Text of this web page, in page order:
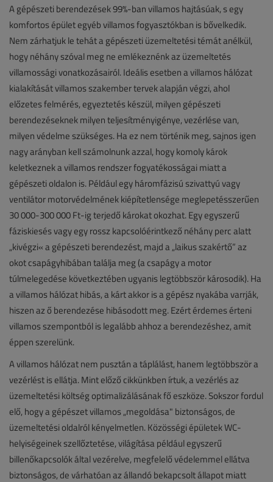
A gépészeti berendezések 99%-ban villamos hajtásúak, s egy
komfortos épület egyéb villamos fogyasztókban is bővelkedik.
Nem zárhatjuk le tehát a gépészeti üzemeltetési témát anélkül,
hogy néhány szóval meg ne emlékeznénk az üzemeltetés
villamossági vonatkozásairól. Ideális esetben a villamos hálózat
kialakítását villamos szakember tervek alapján végzi, ahol
előzetes felmérés, egyeztetés készül, milyen gépészeti
berendezéseknek milyen teljesítményigénye, vezérlése van,
milyen védelme szükséges. Ha ez nem történik meg, sajnos igen
nagy arányban kell számolnunk azzal, hogy komoly károk
keletkeznek a villamos rendszer fogyatékosságai miatt a
gépészeti oldalon is. Például egy háromfázisú szivattyú vagy
ventilátor motorvédelmének kiépítetlensége meglepetésszerűen
30 000-300 000 Ft-ig terjedő károkat okozhat. Egy egyszerű
fáziskiesés vagy egy rossz kapcsolóérintkező néhány perc alatt
„kivégzi« a gépészeti berendezést, majd a „laikus szakértő” az
okot csapágyhibában találja meg (a csapágy a motor
túlmelegedése következtében ugyanis legtöbbször károsodik). Ha
a villamos hálózat hibás, a kárt akkor is a gépész nyakába varrják,
hiszen az ő berendezése hibásodott meg. Ezért érdemes érteni
villamos szempontból is legalább ahhoz a berendezéshez, amit
éppen szerelünk.
A villamos hálózat nem pusztán a táplálást, hanem legtöbbször a
vezérlést is ellátja. Mint előző cikkünkben írtuk, a vezérlés az
üzemeltetési költség optimalizálásának fő eszköze. Sokszor fordul
elő, hogy a gépészet villamos „megoldása" biztonságos, de
üzemeltetési oldalról kényelmetlen. Közösségi épületek WC-
helyiségeinek szellőztetése, világítása például egyszerű
billenőkapcsolók által vezérelve, megfelelő védelemmel ellátva
biztonságos, de várhatóan az állandó bekapcsolt állapot miatt